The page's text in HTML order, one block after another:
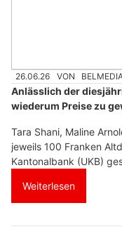
26.06.26 VON
Anlässlich der
wiederum Preise zu
Tara Shani, Maline
jeweils 100 Franken
Kantonalbank (UKB)
Weiterlesen